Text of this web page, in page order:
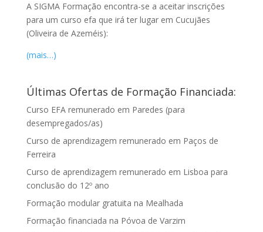
A SIGMA Formação encontra-se a aceitar inscrições
para um curso efa que irá ter lugar em Cucujães
(Oliveira de Azeméis):
(mais…)
Últimas Ofertas de Formação Financiada:
Curso EFA remunerado em Paredes (para
desempregados/as)
Curso de aprendizagem remunerado em Paços de
Ferreira
Curso de aprendizagem remunerado em Lisboa para
conclusão do 12º ano
Formação modular gratuita na Mealhada
Formação financiada na Póvoa de Varzim